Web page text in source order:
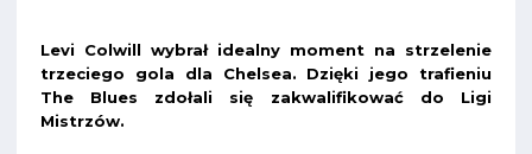
Levi Colwill wybrał idealny moment na strzelenie
trzeciego gola dla Chelsea. Dzięki jego trafieniu
The Blues zdołali się zakwalifikować do Ligi
Mistrzów.